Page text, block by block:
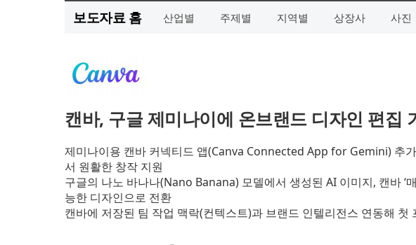
보도자료 홈 산업별 주제별 지역별 상장사 사진
캔바, 구글 제미나이에 온브랜드 디자인 편집
제미나이용 캔바 커넥티드 앱(Canva Connected App for Gemini) 추
서 원활한 창작 지원
구글의 나노 바나나(Nano Banana) 모델에서 생성된 AI 이미지, 캔바 ‘
능한 디자인으로 전환
캔바에 저장된 팀 작업 맥락(컨텍스트)과 브랜드 인텔리전스 연동해